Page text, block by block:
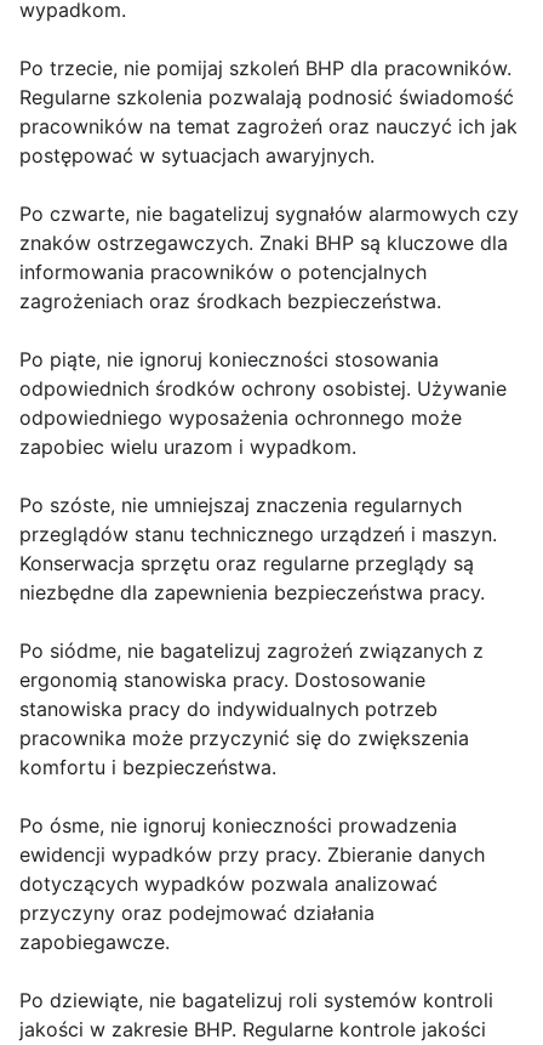
wypadkom.
Po trzecie, nie pomijaj szkoleń BHP dla pracowników.
Regularne szkolenia pozwalają podnosić świadomość
pracowników na temat zagrożeń oraz nauczyć ich jak
postępować w sytuacjach awaryjnych.
Po czwarte, nie bagatelizuj sygnałów alarmowych czy
znaków ostrzegawczych. Znaki BHP są kluczowe dla
informowania pracowników o potencjalnych
zagrożeniach oraz środkach bezpieczeństwa.
Po piąte, nie ignoruj konieczności stosowania
odpowiednich środków ochrony osobistej. Używanie
odpowiedniego wyposażenia ochronnego może
zapobiec wielu urazom i wypadkom.
Po szóste, nie umniejszaj znaczenia regularnych
przeglądów stanu technicznego urządzeń i maszyn.
Konserwacja sprzętu oraz regularne przeglądy są
niezbędne dla zapewnienia bezpieczeństwa pracy.
Po siódme, nie bagatelizuj zagrożeń związanych z
ergonomią stanowiska pracy. Dostosowanie
stanowiska pracy do indywidualnych potrzeb
pracownika może przyczynić się do zwiększenia
komfortu i bezpieczeństwa.
Po ósme, nie ignoruj konieczności prowadzenia
ewidencji wypadków przy pracy. Zbieranie danych
dotyczących wypadków pozwala analizować
przyczyny oraz podejmować działania
zapobiegawcze.
Po dziewiąte, nie bagatelizuj roli systemów kontroli
jakości w zakresie BHP. Regularne kontrole jakości